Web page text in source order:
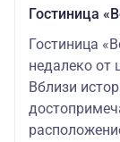
Гостиница
Гостиница
недалеко от
Вблизи